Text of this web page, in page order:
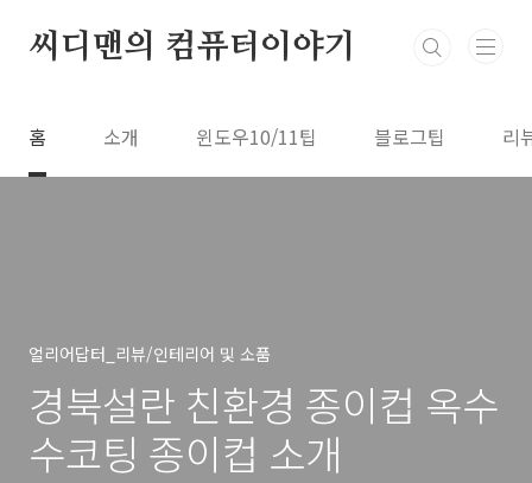
씨디맨의 컴퓨터이야기
홈 소개 윈도우10/11팁 블로그팁 리
얼리어답터_리뷰/인테리어 및 소품
경북설란 친환경 종이컵 옥수
수코팅 종이컵 소개